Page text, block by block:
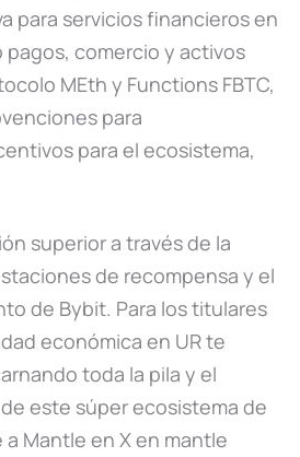
para servicios financieros en
comercio y activos
MEth y Functions FBTC,
para
para el ecosistema,
superior a través de la
de recompensa y el
de Bybit. Para los titulares
económica en UR te
toda la pila y el
este súper ecosistema de
Mantle en X en mantle